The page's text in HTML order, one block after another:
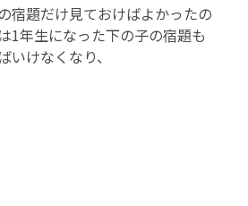
宿題だけ見ておけばよかったの
1年生になった下の子の宿題も
いけなくなり、